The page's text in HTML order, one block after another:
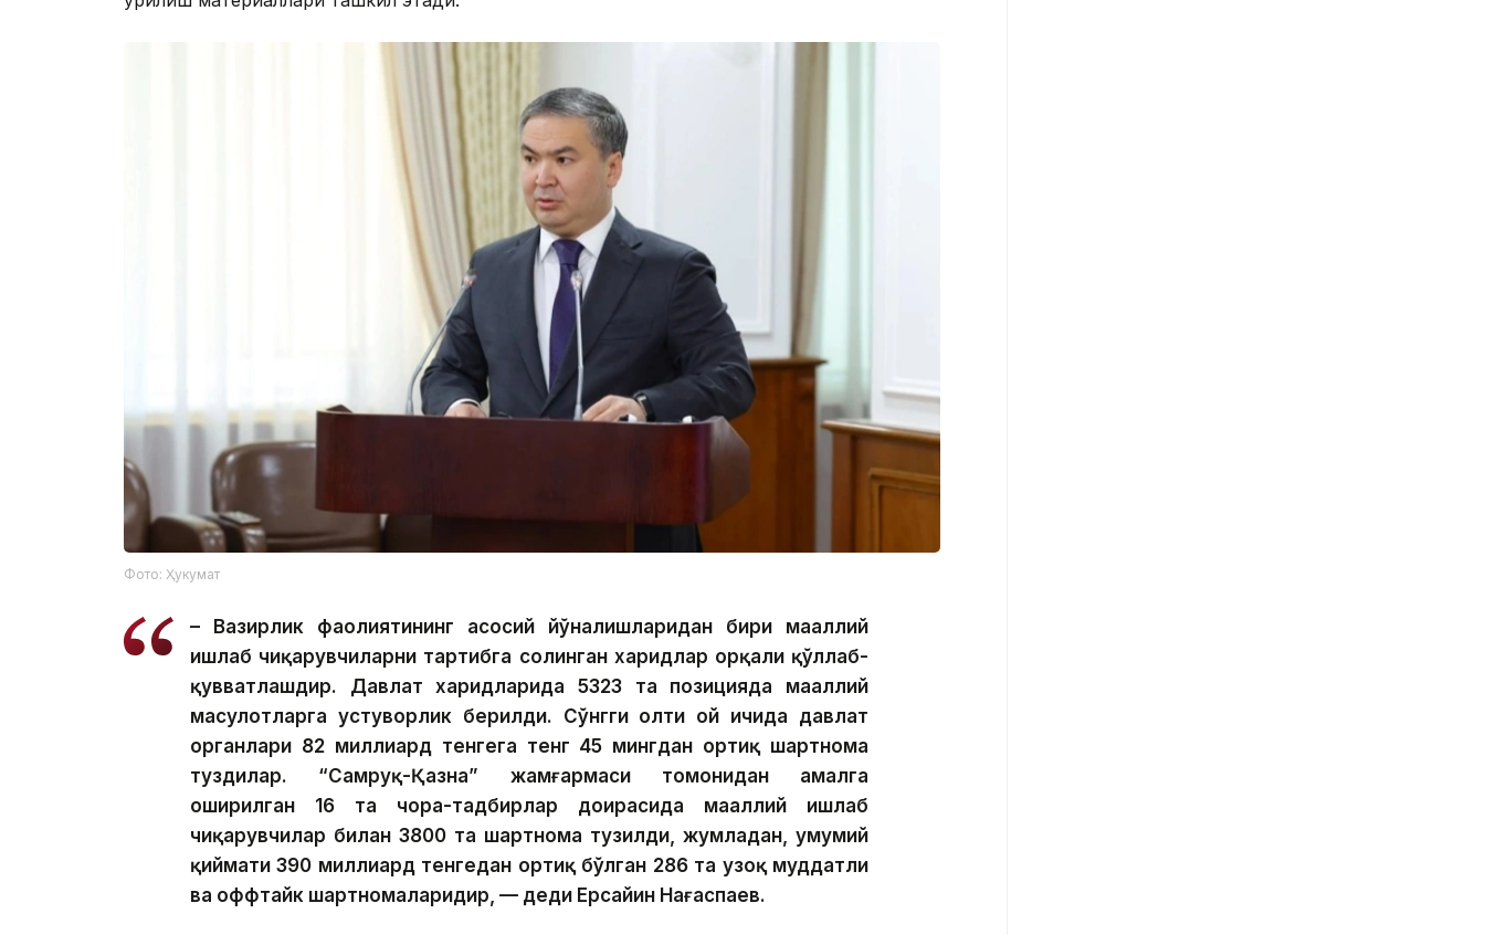
Фото: Ҳукумат
– Вазирлик фаолиятининг асосий йўналишларидан бири маҳаллий
ишлаб чиқарувчиларни тартибга солинган харидлар орқали қўллаб-
қувватлашдир. Давлат харидларида 5323 та позицияда маҳаллий
маҳсулотларга устуворлик берилди. Сўнгги олти ой ичида давлат
органлари 82 миллиард тенгега тенг 45 мингдан ортиқ шартнома
туздилар. “Самруқ-Қазна” жамғармаси томонидан амалга
оширилган 16 та чора-тадбирлар доирасида маҳаллий ишлаб
чиқарувчилар билан 3800 та шартнома тузилди, жумладан, умумий
қиймати 390 миллиард тенгедан ортиқ бўлган 286 та узоқ муддатли
ва оффтайк шартномаларидир, — деди Ерсайин Нағаспаев.